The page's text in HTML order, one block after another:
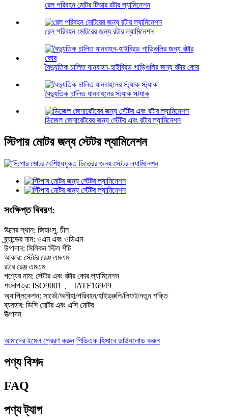
রেল পরিবহন মোটর টিআর রটার ল্যামিনেশন
রেল পরিবহন মোটরের জন্য রটার ল্যামিনেশন
বৈদ্যুতিক চালিত যানবাহন-হাইব্রিড গাড়িগুলির জন্য রটার কোর
বৈদ্যুতিক চালিত যানবাহনের স্ট্যাক স্ট্যাক
ডিজেল জেনারেটরের জন্য স্টেটর এবং রটার ল্যামিনেশন
স্টিপার মোটর জন্য স্টেটর ল্যামিনেশন
সংক্ষিপ্ত বিবরণ:
উত্সের স্থান: জিয়াংসু, চীন
ব্র্যান্ডের নাম: ওএম এবং ওডিএম
উপাদান: সিলিকন স্টিল শীট
আকার: স্টেটর রেঞ্জ এমএম
রটার রেঞ্জ এমএম
পণ্যের নাম: স্টেটর এবং রটার কোর ল্যামিনেশন
শংসাপত্র: ISO9001 、 IATF16949
অ্যাপ্লিকেশন: সার্ভো/অনীহা/পরিবহন/হাইড্রুলি/লিফট/নতুন শক্তি
ব্যবহার: ডিসি মোটর এবং এসি মোটর
উত্পাদন
আমাদের ইমেল প্রেরণ করুন পিডিএফ হিসাবে ডাউনলোড করুন
পণ্য বিশদ
FAQ
পণ্য ট্যাগ